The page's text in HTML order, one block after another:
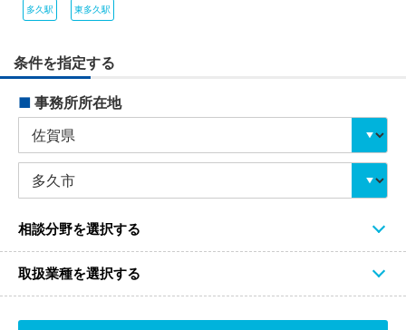
多久駅 東多久駅
条件を指定する
■ 事務所所在地
相談分野を選択する
取扱業種を選択する